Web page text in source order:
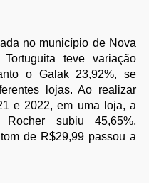
no município de Nova
teve variação
o Galak 23,92%, se
lojas. Ao realizar
e 2022, em uma loja, a
subiu 45,65%,
de R$29,99 passou a